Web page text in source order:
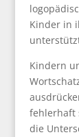
Kinder in
Kindern
fehlerhaft
die